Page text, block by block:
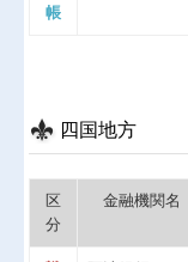
帳
四国地方
区
分
金融機関名